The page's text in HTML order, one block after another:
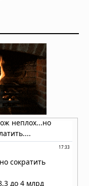
отрицательное
сквозь
должны
обнаружен
сплав,
взрывом
ядро Земли
под Тихим